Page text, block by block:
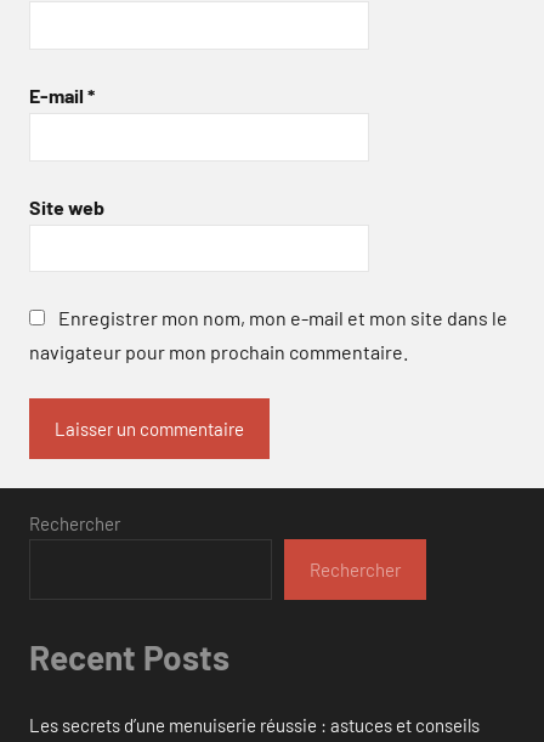
E-mail *
Site web
Enregistrer mon nom, mon e-mail et mon site dans le
navigateur pour mon prochain commentaire.
Rechercher
Rechercher
Recent Posts
Les secrets d’une menuiserie réussie : astuces et conseils